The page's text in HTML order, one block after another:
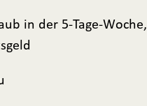
in der 5-Tage-Woche,